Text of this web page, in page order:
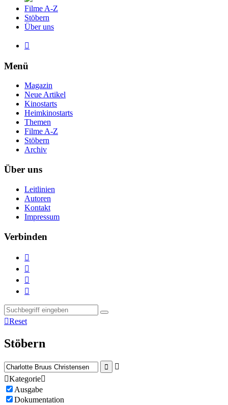
Filme A-Z
Stöbern
Über uns

Menü
Magazin
Neue Artikel
Kinostarts
Heimkinostarts
Themen
Filme A-Z
Stöbern
Archiv
Über uns
Leitlinien
Autoren
Kontakt
Impressum
Verbinden




Reset
Stöbern


Kategorie
Ausgabe
Dokumentation